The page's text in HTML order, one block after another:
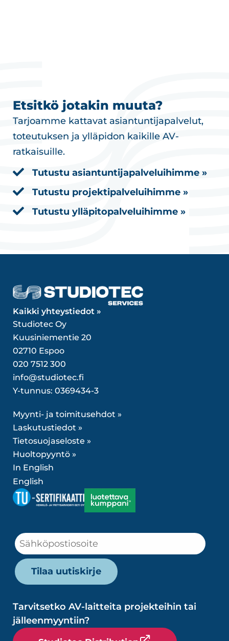
Etsitkö jotakin muuta?
Tarjoamme kattavat asiantuntijapalvelut,
toteutuksen ja ylläpidon kaikille AV-
ratkaisuille.
Tutustu asiantuntijapalveluihimme »
Tutustu projektipalveluihimme »
Tutustu ylläpitopalveluihimme »
Kaikki yhteystiedot »
Studiotec Oy
Kuusiniementie 20
02710 Espoo
020 7512 300
info@studiotec.fi
Y-tunnus: 0369434-3
Myynti- ja toimitusehdot »
Laskutustiedot »
Tietosuojaseloste »
Huoltopyyntö »
In English
English
Tarvitsetko AV-laitteita projekteihin tai
jälleenmyyntiin?